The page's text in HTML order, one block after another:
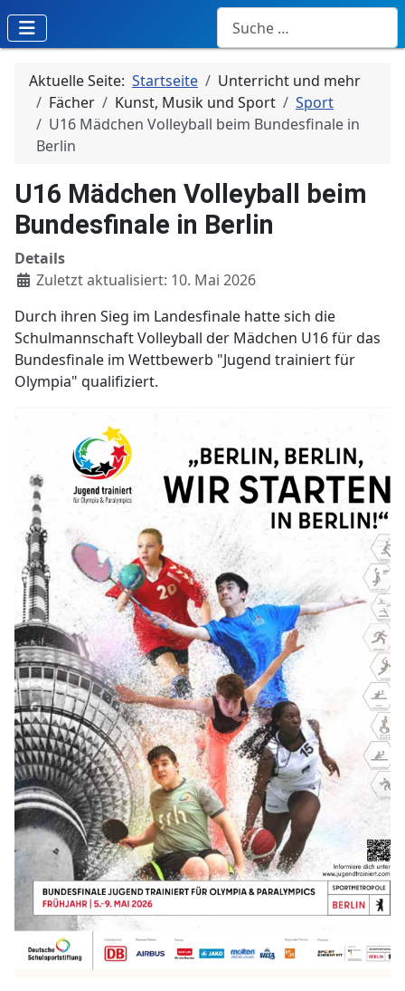
Suchen
Aktuelle Seite: Startseite
Unterricht und mehr
Fächer
Kunst, Musik und Sport
Sport
U16 Mädchen Volleyball beim Bundesfinale in
Berlin
U16 Mädchen Volleyball beim
Bundesfinale in Berlin
Details
Zuletzt aktualisiert: 10. Mai 2026
Durch ihren Sieg im Landesfinale hatte sich die
Schulmannschaft Volleyball der Mädchen U16 für das
Bundesfinale im Wettbewerb "Jugend trainiert für
Olympia" qualifiziert.